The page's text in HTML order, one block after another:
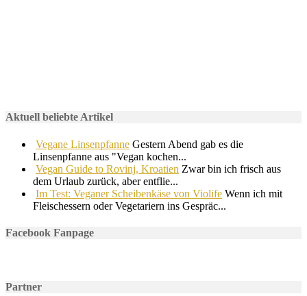
Aktuell beliebte Artikel
Vegane Linsenpfanne Gestern Abend gab es die
Linsenpfanne aus "Vegan kochen...
Vegan Guide to Rovinj, Kroatien Zwar bin ich frisch aus
dem Urlaub zurück, aber entflie...
Im Test: Veganer Scheibenkäse von Violife Wenn ich mit
Fleischessern oder Vegetariern ins Gespräc...
Facebook Fanpage
Partner